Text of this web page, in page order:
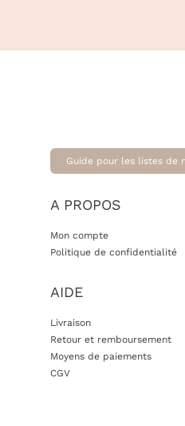
Guide pour les listes de
A PROPOS
Mon compte
Politique de confidentialité
AIDE
Livraison
Retour et remboursement
Moyens de paiements
CGV